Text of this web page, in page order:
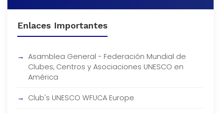
Enlaces Importantes
Asamblea General - Federación Mundial de
Clubes, Centros y Asociaciones UNESCO en
América
Club's UNESCO WFUCA Europe